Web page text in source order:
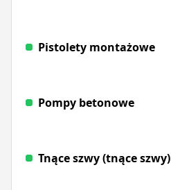
Pistolety montażowe
Pompy betonowe
Tnące szwy (tnące szwy)